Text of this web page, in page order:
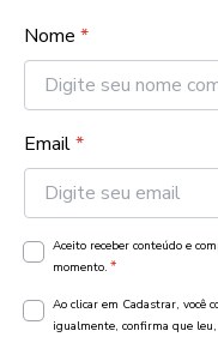
Nome *
Email*
Aceito receber conteúdo e
momento. *
Ao clicar em Cadastrar, você
igualmente, confirma que